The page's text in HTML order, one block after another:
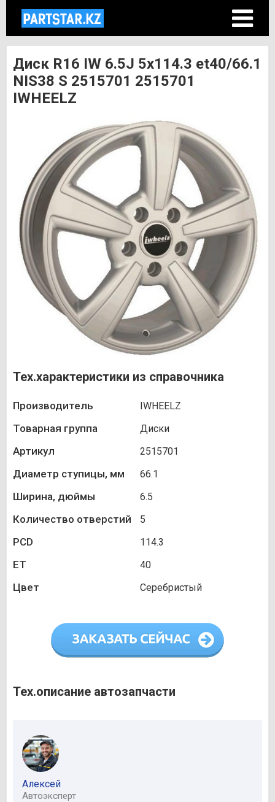
Диск R16 IW 6.5J 5х114.3 et40/66.1
NIS38 S 2515701 2515701
IWHEELZ
Тех.характеристики из справочника
Производитель IWHEELZ
Товарная группа Диски
Артикул 2515701
Диаметр ступицы, мм 66.1
Ширина, дюймы 6.5
Количество отверстий 5
PCD 114.3
ET 40
Цвет Серебристый
Тех.описание автозапчасти
Алексей
Автоэксперт